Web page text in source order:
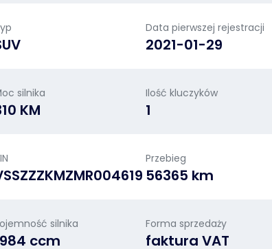
Data pierwszej rejestracji
2021-01-29
silnika
KM
Ilość kluczyków
1
Przebieg
56365 km
silnika
ccm
Forma sprzedaży
faktura VAT